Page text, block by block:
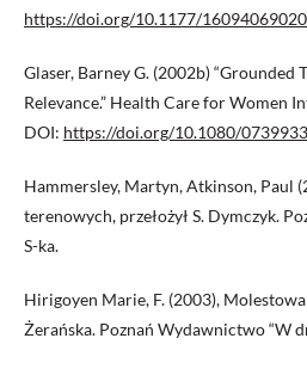
https://doi.org/10.1177/
Glaser, Barney G. (2002b) “Grounded
Relevance.” Health Care for Women
DOI: https://doi.org/10.1080/
Hammersley, Martyn, Atkinson, Paul
terenowych, przełożył S. Dymczyk.
S-ka.
Hirigoyen Marie, F. (2003),
Żerańska. Poznań Wydawnictwo “W